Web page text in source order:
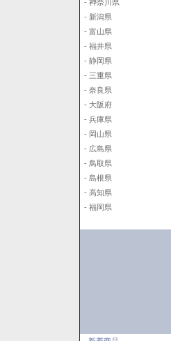
- 神奈川県
- 新潟県
- 富山県
- 福井県
- 静岡県
- 三重県
- 奈良県
- 大阪府
- 兵庫県
- 岡山県
- 広島県
- 鳥取県
- 島根県
- 高知県
- 福岡県